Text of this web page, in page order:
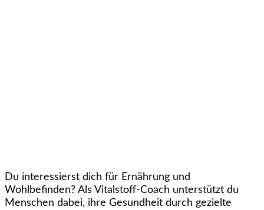
Du interessierst dich für Ernährung und
Wohlbefinden? Als Vitalstoff-Coach unterstützt du
Menschen dabei, ihre Gesundheit durch gezielte